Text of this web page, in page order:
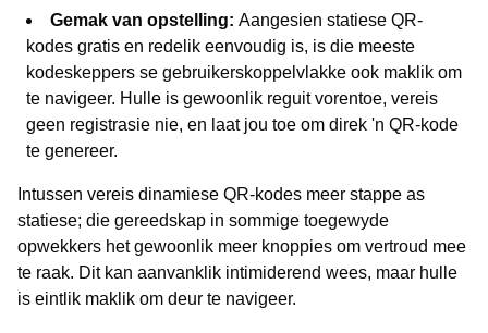
Gemak van opstelling: Aangesien statiese QR-
kodes gratis en redelik eenvoudig is, is die meeste
kodeskeppers se gebruikerskoppelvlakke ook maklik om
te navigeer. Hulle is gewoonlik reguit vorentoe, vereis
geen registrasie nie, en laat jou toe om direk 'n QR-kode
te genereer.
Intussen vereis dinamiese QR-kodes meer stappe as
statiese; die gereedskap in sommige toegewyde
opwekkers het gewoonlik meer knoppies om vertroud mee
te raak. Dit kan aanvanklik intimiderend wees, maar hulle
is eintlik maklik om deur te navigeer.